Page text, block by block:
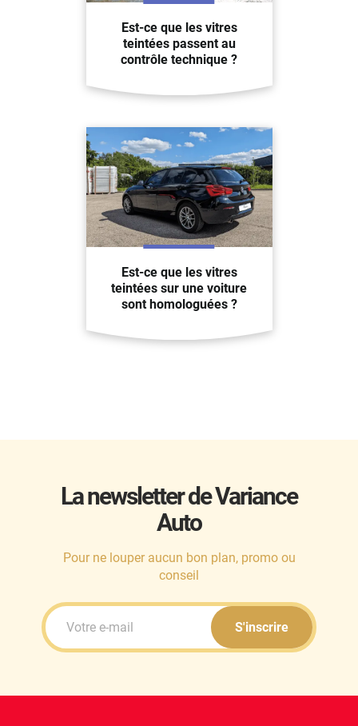
Est-ce que les vitres
teintées passent au
contrôle technique ?
Est-ce que les vitres
teintées sur une voiture
sont homologuées ?
La newsletter de Variance
Auto
Pour ne louper aucun bon plan, promo ou
conseil
S'inscrire